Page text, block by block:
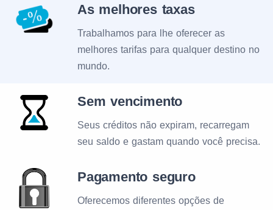
As melhores taxas
Trabalhamos para lhe oferecer as
melhores tarifas para qualquer destino no
mundo.
Sem vencimento
Seus créditos não expiram, recarregam
seu saldo e gastam quando você precisa.
Pagamento seguro
Oferecemos diferentes opções de